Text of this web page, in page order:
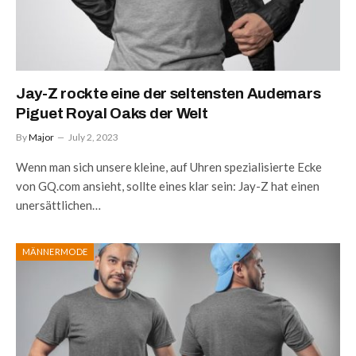
Jay-Z rockte eine der seltensten Audemars
Piguet Royal Oaks der Welt
ByMajor July 2, 2023
Wenn man sich unsere kleine, auf Uhren spezialisierte Ecke
von GQ.com ansieht, sollte eines klar sein: Jay-Z hat einen
unersättlichen…
MÄNNERMODE